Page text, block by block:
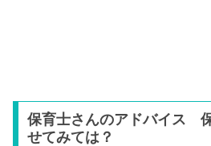
保育士さんのアドバイス
せてみては？